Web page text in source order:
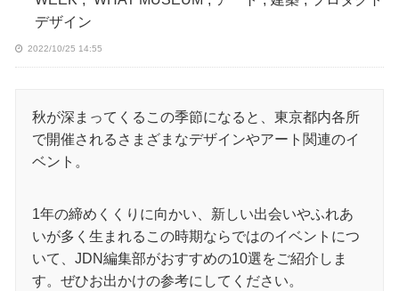
デザイン
2022/10/25 14:55
秋が深まってくるこの季節になると、東京都内各所
で開催されるさまざまなデザインやアート関連のイ
ベント。
1年の締めくくりに向かい、新しい出会いやふれあ
いが多く生まれるこの時期ならではのイベントにつ
いて、JDN編集部がおすすめの10選をご紹介しま
す。ぜひお出かけの参考にしてください。